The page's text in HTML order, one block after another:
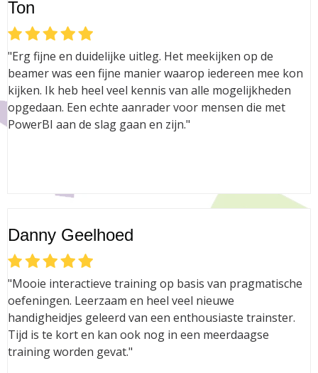
Ton
"Erg fijne en duidelijke uitleg. Het meekijken op de
beamer was een fijne manier waarop iedereen mee kon
kijken. Ik heb heel veel kennis van alle mogelijkheden
opgedaan. Een echte aanrader voor mensen die met
PowerBI aan de slag gaan en zijn."
Danny Geelhoed
"Mooie interactieve training op basis van pragmatische
oefeningen. Leerzaam en heel veel nieuwe
handigheidjes geleerd van een enthousiaste trainster.
Tijd is te kort en kan ook nog in een meerdaagse
training worden gevat."